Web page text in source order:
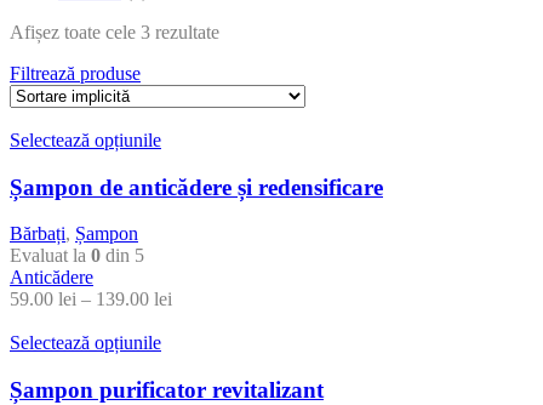
Afișez toate cele 3 rezultate
Filtrează produse
Selectează opțiunile
Șampon de anticădere și redensificare
Bărbați, Șampon
Evaluat la 0 din 5
Anticădere
59.00 lei – 139.00 lei
Selectează opțiunile
Șampon purificator revitalizant